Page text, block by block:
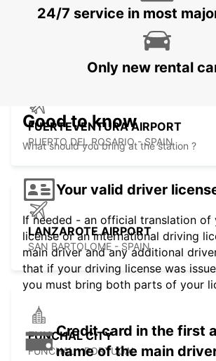
EL HIERRO AIRPORT
VILLA DE VALVERDE - SPAIN
FUERTEVENTURA AIRPORT
PUERTO DEL ROSARIO - SPAIN
LANZAROTE AIRPORT
SAN BARTOLOME - SPAIN
FUNCHAL CITY
FUNCHAL - PORTUGAL
24/7 service in most
Only new rental
Good to know
What should you bring at the station ?
Your valid driver
If needed - an official translation of
license or an international driving
main driver and any additional
that if your driving license was
you must bring both parts of your
Credit card in the first
name of the main